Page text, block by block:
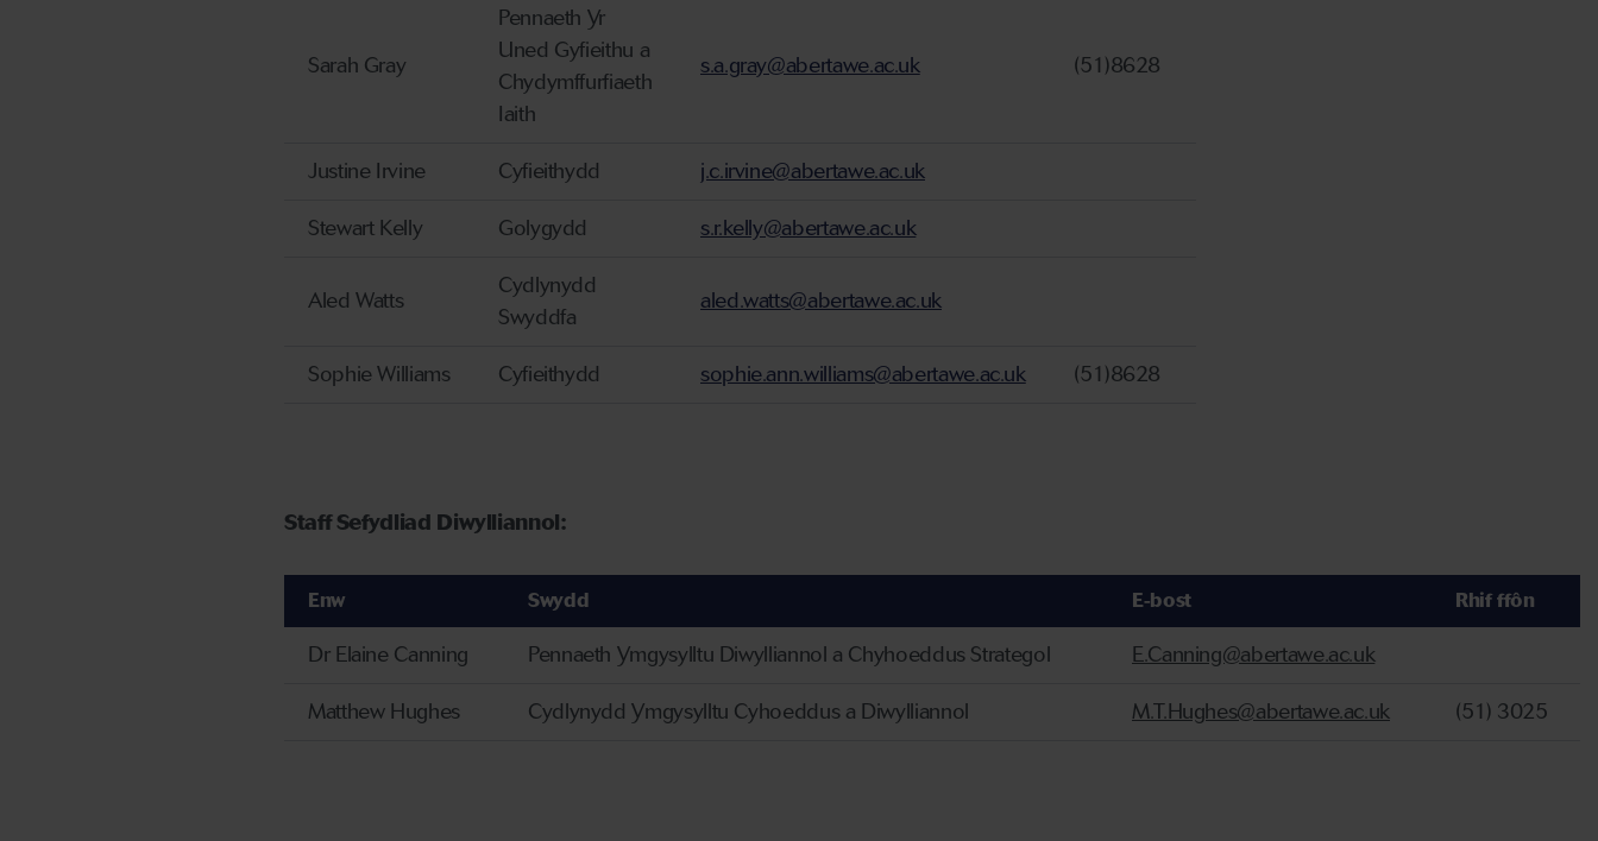
Sarah Gray
Pennaeth Yr
Uned Gyfieithu a
Chydymffurfiaeth
Iaith
s.a.gray@abertawe.ac.uk (51)8628
Justine Irvine Cyfieithydd j.c.irvine@abertawe.ac.uk
Stewart Kelly Golygydd s.r.kelly@abertawe.ac.uk
Aled Watts
Cydlynydd
Swyddfa
aled.watts@abertawe.ac.uk
Sophie Williams Cyfieithydd sophie.ann.williams@abertawe.ac.uk (51)8628
Staff Sefydliad Diwylliannol:
Enw Swydd E-bost Rhif ffôn
Dr Elaine Canning Pennaeth Ymgysylltu Diwylliannol a Chyhoeddus Strategol E.Canning@abertawe.ac.uk
Matthew Hughes Cydlynydd Ymgysylltu Cyhoeddus a Diwylliannol M.T.Hughes@abertawe.ac.uk (51) 3025